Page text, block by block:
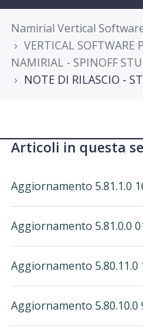
Namirial Vertical
VERTICAL SOFTWARE
NAMIRIAL - SPINOFF
NOTE DI RILASCIO -
Articoli in questa
Aggiornamento 5.81.1.0
Aggiornamento 5.81.0.0
Aggiornamento 5.80.11.0
Aggiornamento 5.80.10.0